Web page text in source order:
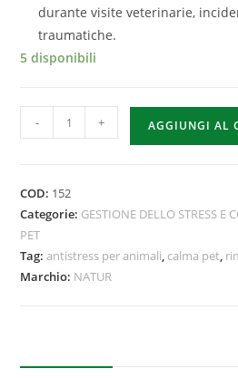
durante visite veterinarie,
traumatiche.
5 disponibili
- + AGGIUNGI AL
COD: 152
Categorie: GESTIONE DELLO STRESS E
PET
Tag:antistress per animali, calma pet,
Marchio: NATUR